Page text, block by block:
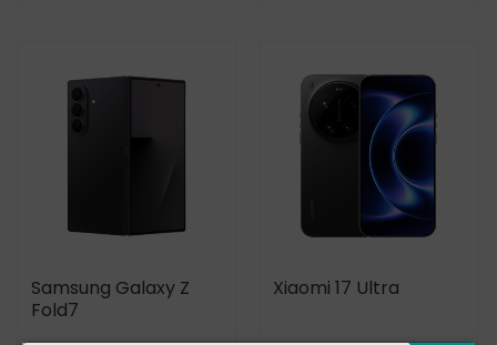
Samsung Galaxy Z
Fold7
Xiaomi 17 Ultra